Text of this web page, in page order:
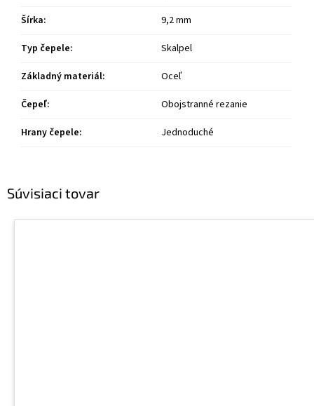
Súvisiaci tovar
Šírka:
9,2 mm
Typ čepele:
Skalpel
Základný materiál:
Oceľ
Čepeľ:
Obojstranné rezanie
Hrany čepele: Jednoduché